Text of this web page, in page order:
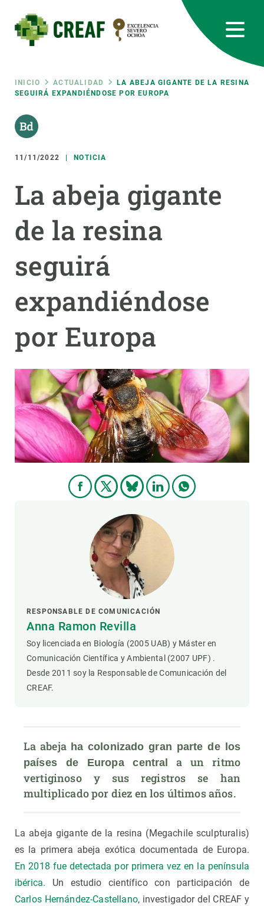
contenido
principal
Ruta
de
navegación
INICIO ACTUALIDAD
LA ABEJA GIGANTE DE LA RESINA
SEGUIRÁ EXPANDIÉNDOSE POR EUROPA
11/11/2022 NOTICIA
La abeja gigante
de la resina
seguirá
expandiéndose
por Europa
RESPONSABLE DE COMUNICACIÓN
Anna Ramon Revilla
Soy licenciada en Biología (2005 UAB) y Máster en
Comunicación Científica y Ambiental (2007 UPF) .
Desde 2011 soy la Responsable de Comunicación del
CREAF.
La abeja ha colonizado gran parte de los
países de Europa central
a un ritmo
vertiginoso y sus registros se han
multiplicado por diez en los últimos años.
La abeja gigante de la resina (Megachile sculpturalis)
es la primera abeja exótica documentada de Europa.
En 2018 fue detectada por primera vez en la península
ibérica. Un estudio científico con participación de
Carlos Hernández-Castellano, investigador del CREAF y
RRSS
Featured
responsive
INTRANET
Responsive
menu
INVESTIGACIÓN
CIENCIA EN ACCIÓN
ÚNETE A NOSOTROS
NOTICIAS Y AGENDA